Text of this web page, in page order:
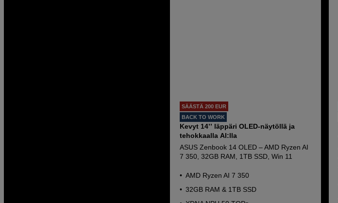
SÄÄSTÄ 200 EUR
BACK TO WORK
Kevyt 14’’ läppäri OLED-näytöllä ja
tehokkaalla AI:lla
ASUS Zenbook 14 OLED – AMD Ryzen AI
7 350, 32GB RAM, 1TB SSD, Win 11
AMD Ryzen AI 7 350
32GB RAM & 1TB SSD